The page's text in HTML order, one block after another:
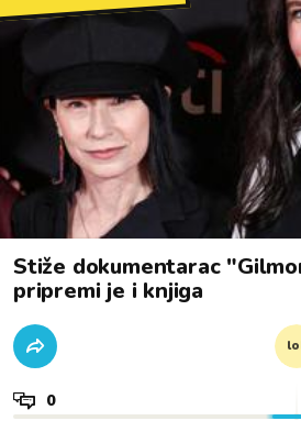
Stiže dokumentarac
pripremi je i knjiga
0